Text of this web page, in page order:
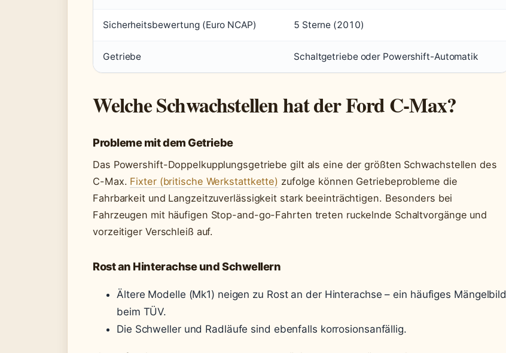
Sicherheitsbewertung (Euro NCAP) 5 Sterne (2010)
Getriebe Schaltgetriebe oder Powershift-Automatik
Welche Schwachstellen hat der Ford C-Max?
Probleme mit dem Getriebe
Das Powershift-Doppelkupplungsgetriebe gilt als eine der größten Schwachstellen des
C-Max. Fixter (britische Werkstattkette) zufolge können Getriebeprobleme die
Fahrbarkeit und Langzeitzuverlässigkeit stark beeinträchtigen. Besonders bei
Fahrzeugen mit häufigen Stop-and-go-Fahrten treten ruckelnde Schaltvorgänge und
vorzeitiger Verschleiß auf.
Rost an Hinterachse und Schwellern
Ältere Modelle (Mk1) neigen zu Rost an der Hinterachse – ein häufiges Mängelbild
beim TÜV.
Die Schweller und Radläufe sind ebenfalls korrosionsanfällig.